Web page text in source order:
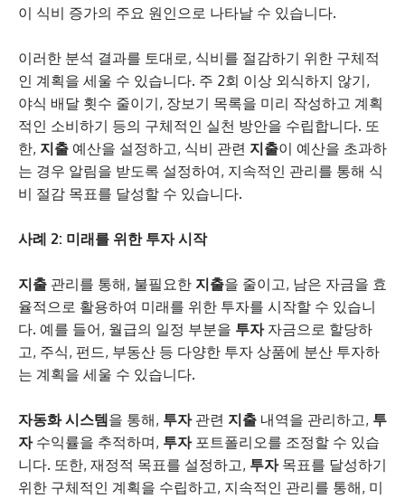
이 식비 증가의 주요 원인으로 나타날 수 있습니다.
이러한 분석 결과를 토대로, 식비를 절감하기 위한 구체적
인 계획을 세울 수 있습니다. 주 2회 이상 외식하지 않기,
야식 배달 횟수 줄이기, 장보기 목록을 미리 작성하고 계획
적인 소비하기 등의 구체적인 실천 방안을 수립합니다. 또
한, 지출 예산을 설정하고, 식비 관련 지출이 예산을 초과하
는 경우 알림을 받도록 설정하여, 지속적인 관리를 통해 식
비 절감 목표를 달성할 수 있습니다.
사례 2: 미래를 위한 투자 시작
지출 관리를 통해, 불필요한 지출을 줄이고, 남은 자금을 효
율적으로 활용하여 미래를 위한 투자를 시작할 수 있습니
다. 예를 들어, 월급의 일정 부분을 투자자금으로 할당하
고, 주식, 펀드, 부동산 등 다양한 투자 상품에 분산 투자하
는 계획을 세울 수 있습니다.
자동화 시스템을 통해, 투자관련 지출 내역을 관리하고, 투
자수익률을 추적하며, 투자포트폴리오를 조정할 수 있습
니다. 또한, 재정적 목표를 설정하고, 투자목표를 달성하기
위한 구체적인 계획을 수립하고, 지속적인 관리를 통해, 미